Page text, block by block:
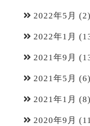
2022年5月 (2)
2022年1月
2021年9月
2021年5月 (6)
2021年1月 (8)
2020年9月